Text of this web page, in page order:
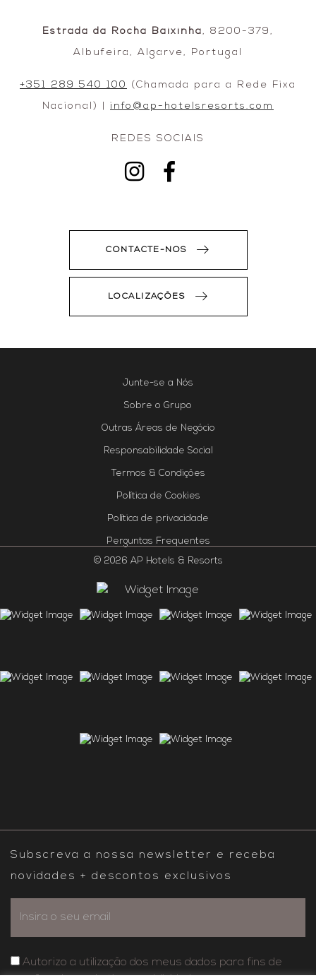
Estrada da Rocha Baixinha, 8200-379,
Albufeira, Algarve, Portugal
+351 289 540 100
(Chamada para a Rede Fixa
Nacional) | info@ap-hotelsresorts.com
REDES SOCIAIS
CONTACTE-NOS
LOCALIZAÇÕES
Junte-se a Nós
Sobre o Grupo
Outras Áreas de Negócio
Responsabilidade Social
Termos & Condições
Política de Cookies
Política de privacidade
Perguntas Frequentes
© 2026 AP Hotels & Resorts
Subscreva a nossa newsletter e receba
novidades + descontos exclusivos
Autorizo a utilização dos meus dados para fins de